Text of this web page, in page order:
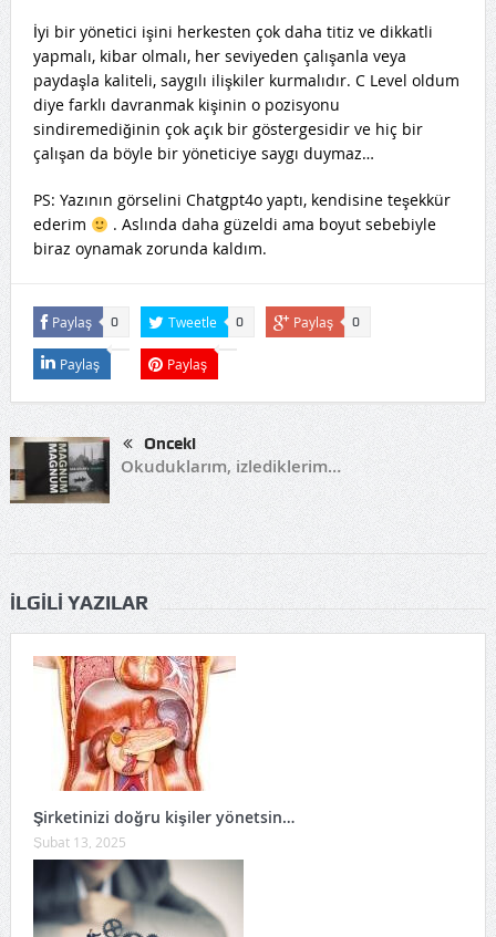
İyi bir yönetici işini herkesten çok daha titiz ve dikkatli
yapmalı, kibar olmalı, her seviyeden çalışanla veya
paydaşla kaliteli, saygılı ilişkiler kurmalıdır. C Level oldum
diye farklı davranmak kişinin o pozisyonu
sindiremediğinin çok açık bir göstergesidir ve hiç bir
çalışan da böyle bir yöneticiye saygı duymaz…
PS: Yazının görselini Chatgpt4o yaptı, kendisine teşekkür
ederim
. Aslında daha güzeldi ama boyut sebebiyle
biraz oynamak zorunda kaldım.
Paylaş 0 Tweetle 0 Paylaş 0
Paylaş Paylaş
Önceki
Okuduklarım, izlediklerim…
İLGILI YAZILAR
Şirketinizi doğru kişiler yönetsin…
Şubat 13, 2025